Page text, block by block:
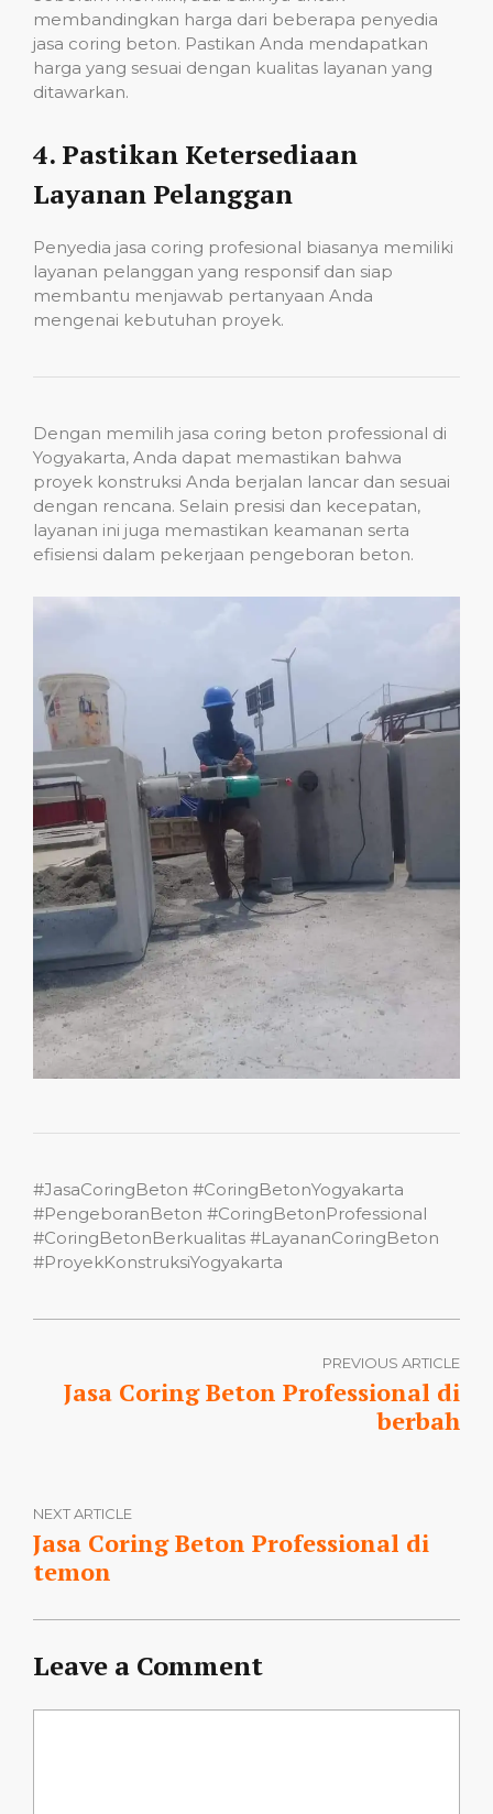
membandingkan harga dari beberapa penyedia
jasa coring beton. Pastikan Anda mendapatkan
harga yang sesuai dengan kualitas layanan yang
ditawarkan.
4. Pastikan Ketersediaan
Layanan Pelanggan
Penyedia jasa coring profesional biasanya memiliki
layanan pelanggan yang responsif dan siap
membantu menjawab pertanyaan Anda
mengenai kebutuhan proyek.
Dengan memilih jasa coring beton professional di
Yogyakarta, Anda dapat memastikan bahwa
proyek konstruksi Anda berjalan lancar dan sesuai
dengan rencana. Selain presisi dan kecepatan,
layanan ini juga memastikan keamanan serta
efisiensi dalam pekerjaan pengeboran beton.
#JasaCoringBeton #CoringBetonYogyakarta
#PengeboranBeton #CoringBetonProfessional
#CoringBetonBerkualitas #LayananCoringBeton
#ProyekKonstruksiYogyakarta
PREVIOUS ARTICLE
Jasa Coring Beton Professional di
berbah
NEXT ARTICLE
Jasa Coring Beton Professional di
temon
Leave a Comment